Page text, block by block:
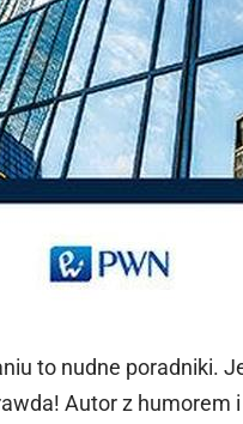
to nudne poradniki.
Autor z